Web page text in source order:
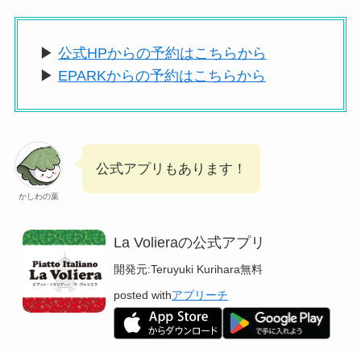
▶ 公式HPからの予約はこちらから
▶ EPARKからの予約はこちらから
かしわの葉
公式アプリもあります！
La Volieraの公式アプリ
開発元:Teruyuki Kurihara無料
posted withアプリーチ